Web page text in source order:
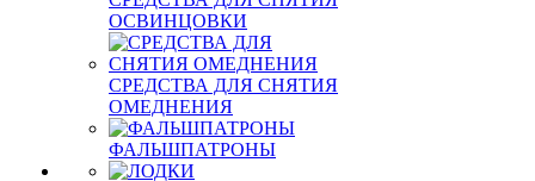
ОСВИНЦОВКИ
СРЕДСТВА ДЛЯ СНЯТИЯ
ОМЕДНЕНИЯ
ФАЛЬШПАТРОНЫ